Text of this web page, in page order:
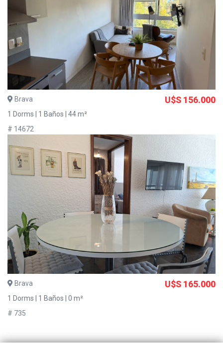
Brava U$S 156.000
1 Dorms | 1 Baños | 44 m²
# 14672
Brava U$S 165.000
1 Dorms | 1 Baños | 0 m²
# 735